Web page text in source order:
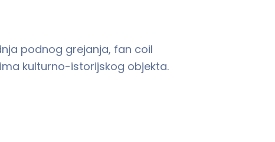
podnog grejanja, fan coil
kulturno-istorijskog objekta.